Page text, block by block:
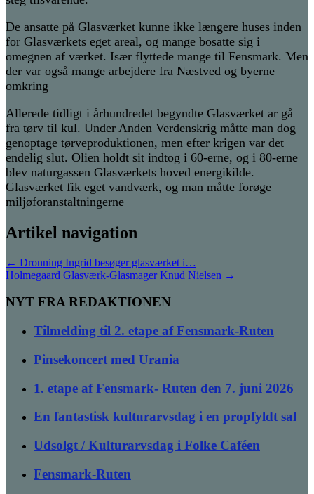
De ansatte på Glasværket kunne ikke længere huses inden
for Glasværkets eget areal, og mange bosatte sig i
omegnen af værket. Især flyttede mange til Fensmark. Men
der var også mange arbejdere fra Næstved og byerne
omkring
Allerede tidligt i århundredet begyndte Glasværket ar gå
fra tørv til kul. Under Anden Verdenskrig måtte man dog
genoptage tørveproduktionen, men efter krigen var det
endelig slut. Olien holdt sit indtog i 60-erne, og i 80-erne
blev naturgassen Glasværkets hoved energikilde.
Glasværket fik eget vandværk, og man måtte forøge
miljøforanstaltningerne
Artikel navigation
← Dronning Ingrid besøger glasværket i…
Holmegaard Glasværk-Glasmager Knud Nielsen →
NYT FRA REDAKTIONEN
Tilmelding til 2. etape af Fensmark-Ruten
Pinsekoncert med Urania
1. etape af Fensmark- Ruten den 7. juni 2026
En fantastisk kulturarvsdag i en propfyldt sal
Udsolgt / Kulturarvsdag i Folke Caféen
Fensmark-Ruten